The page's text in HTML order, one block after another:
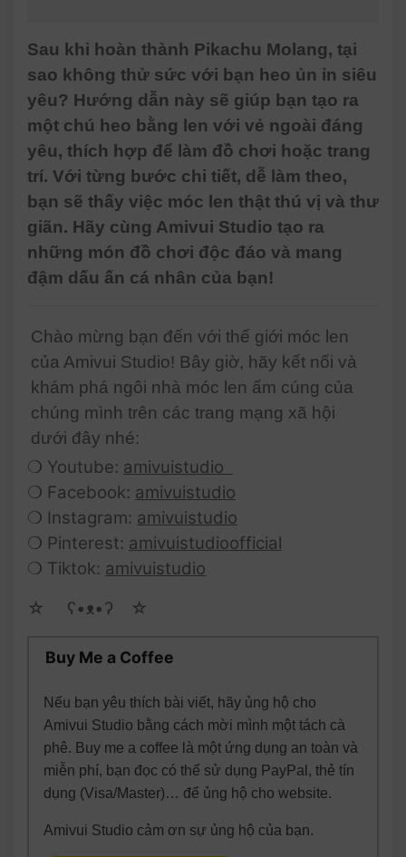
Sau khi hoàn thành Pikachu Molang, tại
sao không thử sức với bạn heo ủn ỉn siêu
yêu? Hướng dẫn này sẽ giúp bạn tạo ra
một chú heo bằng len với vẻ ngoài đáng
yêu, thích hợp để làm đồ chơi hoặc trang
trí. Với từng bước chi tiết, dễ làm theo,
bạn sẽ thấy việc móc len thật thú vị và thư
giãn. Hãy cùng Amivui Studio tạo ra
những món đồ chơi độc đáo và mang
đậm dấu ấn cá nhân của bạn!
Chào mừng bạn đến với thế giới móc len
của Amivui Studio! Bây giờ, hãy kết nối và
khám phá ngôi nhà móc len ấm cúng của
chúng mình trên các trang mạng xã hội
dưới đây nhé:
❍ Youtube: amivuistudio
❍ Facebook: amivuistudio
❍ Instagram: amivuistudio
❍ Pinterest: amivuistudioofficial
❍ Tiktok: amivuistudio
☆ゝ ʕ•ᴥ•ʔゝ☆
Buy Me a Coffee
Nếu bạn yêu thích bài viết, hãy ủng hộ cho
Amivui Studio bằng cách mời mình một tách cà
phê. Buy me a coffee là một ứng dụng an toàn và
miễn phí, bạn đọc có thể sử dụng PayPal, thẻ tín
dụng (Visa/Master)… để ủng hộ cho website.
Amivui Studio cảm ơn sự ủng hộ của bạn.